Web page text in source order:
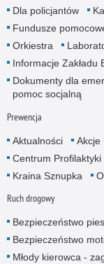
Dla policjantów
Fundusze
Orkiestra
Informacje Zakładu
Dokumenty dla
pomoc socjalną
Prewencja
Aktualności
Akcje
Centrum Profilaktyki
Kraina Sznupka
Ruch drogowy
Bezpieczeństwo
Bezpieczeństwo
Młody kierowca -